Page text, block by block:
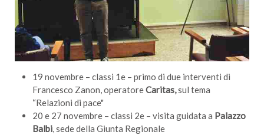
19 novembre – classi 1e – primo di due interventi di
Francesco Zanon, operatoreCaritas,sul tema
“Relazioni di pace"
20 e 27 novembre – classi 2e – visita guidata a Palazzo
Balbi, sede della Giunta Regionale